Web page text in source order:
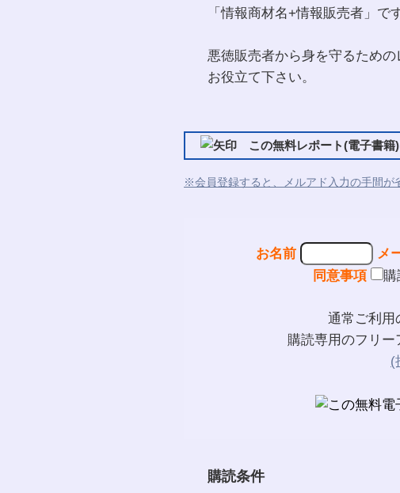
「情報商材名+情報販売者」です
悪徳販売者から身を守るため
お役立て下さい。
この無料レポート(電子書籍)
※会員登録すると、メルアド入力の手間が
お名前
メ
同意事項
通常ご利用
購読専用のフリー
(
購読条件